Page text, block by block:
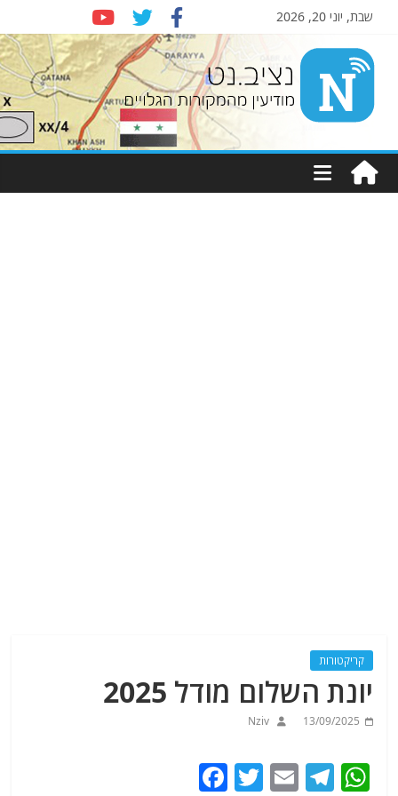
שבת, יוני 20, 2026
Nziv.net
מודיעין
מהמקורות
קריקטורות
יונת השלום מודל 2025
13/09/2025
Nziv
W
T
E
T